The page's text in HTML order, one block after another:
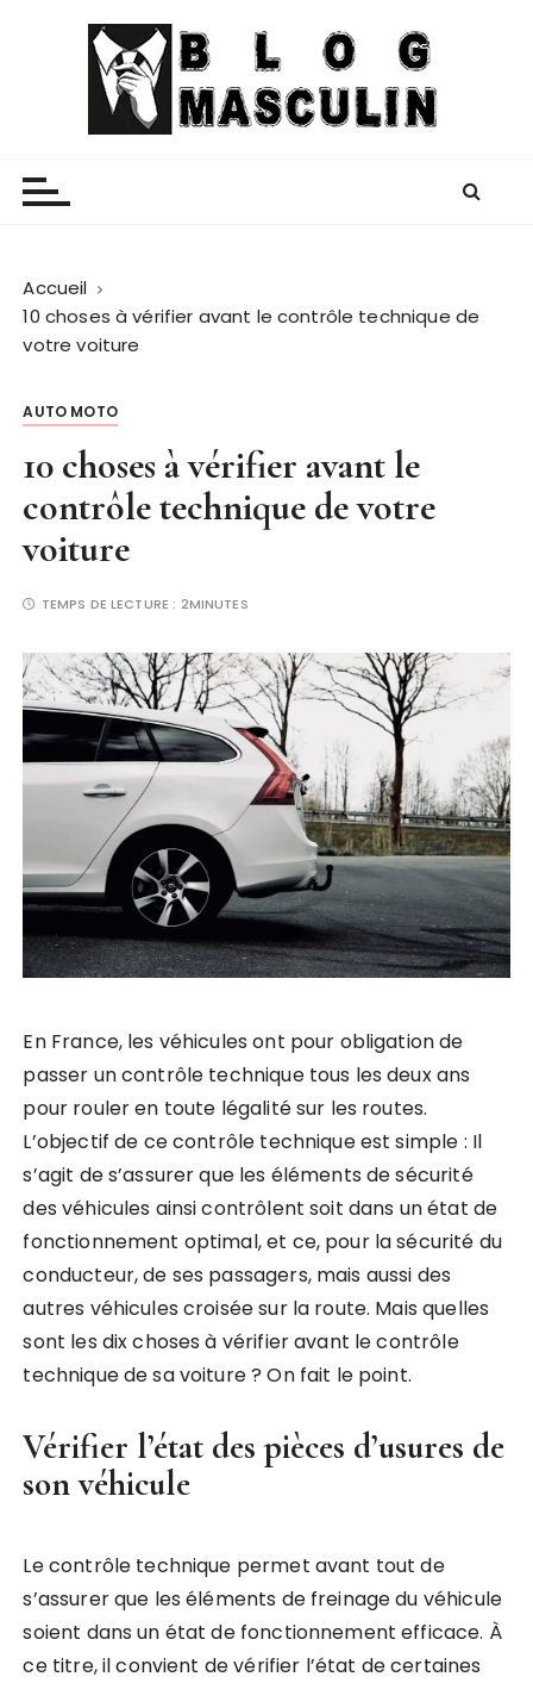
Accueil
10 choses à vérifier avant le contrôle technique de
votre voiture
AUTO MOTO
10 choses à vérifier avant le
contrôle technique de votre
voiture
TEMPS DE LECTURE : 2MINUTES
En France, les véhicules ont pour obligation de
passer un contrôle technique tous les deux ans
pour rouler en toute légalité sur les routes.
L’objectif de ce contrôle technique est simple : Il
s’agit de s’assurer que les éléments de sécurité
des véhicules ainsi contrôlent soit dans un état de
fonctionnement optimal, et ce, pour la sécurité du
conducteur, de ses passagers, mais aussi des
autres véhicules croisée sur la route. Mais quelles
sont les dix choses à vérifier avant le contrôle
technique de sa voiture ? On fait le point.
Vérifier l’état des pièces d’usures de
son véhicule
Le contrôle technique permet avant tout de
s’assurer que les éléments de freinage du véhicule
soient dans un état de fonctionnement efficace. À
ce titre, il convient de vérifier l’état de certaines